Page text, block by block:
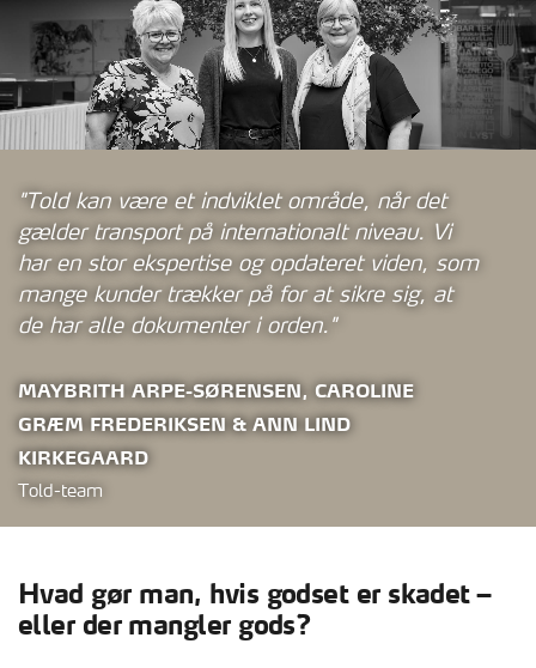
"Told kan være et indviklet område, når det
gælder transport på internationalt niveau. Vi
har en stor ekspertise og opdateret viden, som
mange kunder trækker på for at sikre sig, at
de har alle dokumenter i orden."
MAYBRITH ARPE-SØRENSEN, CAROLINE
GRÆM FREDERIKSEN & ANN LIND
KIRKEGAARD
Told-team
Hvad gør man, hvis godset er skadet –
eller der mangler gods?